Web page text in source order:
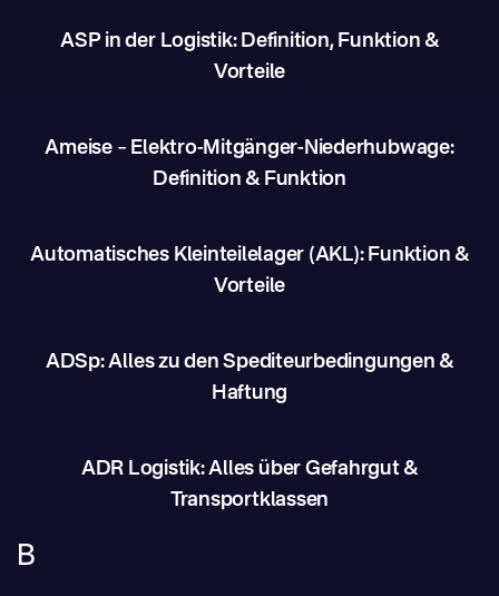
ASP in der Logistik: Definition, Funktion &
Vorteile
Ameise – Elektro-Mitgänger-Niederhubwage:
Definition & Funktion
Automatisches Kleinteilelager (AKL): Funktion &
Vorteile
ADSp: Alles zu den Spediteurbedingungen &
Haftung
ADR Logistik: Alles über Gefahrgut &
Transportklassen
B